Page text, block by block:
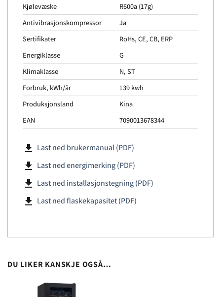
Kjølevæske
R600a (17g)
Antivibrasjonskompressor
Ja
Sertifikater
RoHs, CE, CB, ERP
Energiklasse
G
Klimaklasse
N, ST
Forbruk, kWh/år
139 kwh
Produksjonsland
Kina
EAN
7090013678344
file_download Last ned brukermanual (PDF)
file_download Last ned energimerking (PDF)
file_download Last ned installasjonstegning (PDF)
file_download Last ned flaskekapasitet (PDF)
DU LIKER KANSKJE OGSÅ…